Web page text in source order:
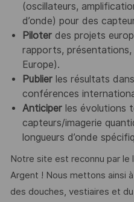
(oscillateurs,
d’onde) pour des
Piloterdes projets
rapports,
Europe).
Publierles résultats
conférences
Anticiperles évolutions
capteurs/imagerie
longueurs d’onde
Notre site est reconnu par le
Argent ! Nous mettons ainsi
des douches, vestiaires et